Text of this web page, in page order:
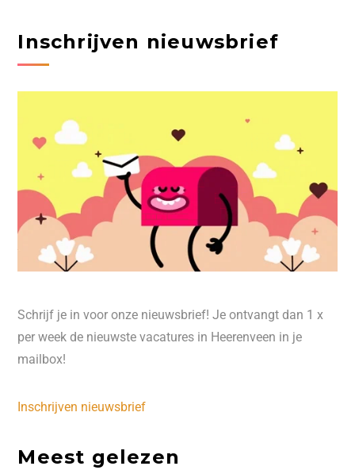
Inschrijven nieuwsbrief
Schrijf je in voor onze nieuwsbrief! Je ontvangt dan 1 x
per week de nieuwste vacatures in Heerenveen in je
mailbox!
Inschrijven nieuwsbrief
Meest gelezen